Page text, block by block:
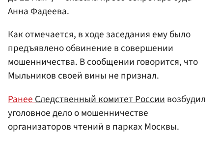
Анна Фадеева.
Как отмечается, в ходе заседания ему было
предъявлено обвинение в совершении
мошенничества. В сообщении говорится, что
Мыльников своей вины не признал.
Ранее Следственный комитет России возбудил
уголовное дело о мошенничестве
организаторов чтений в парках Москвы.